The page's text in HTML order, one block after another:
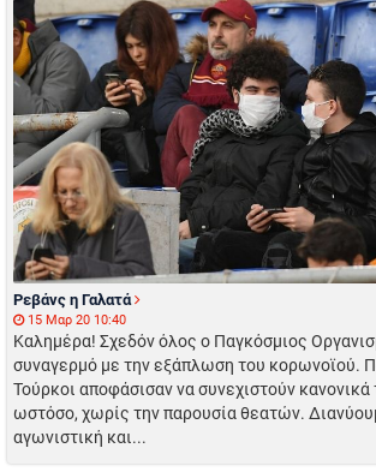
Ρεβάνς η Γαλατά
15 Μαρ 20 10:40
Καλημέρα! Σχεδόν όλος ο Παγκόσμιος
συναγερμό με την εξάπλωση του κορωνοϊού.
Τούρκοι αποφάσισαν να συνεχιστούν
ωστόσο, χωρίς την παρουσία θεατών.
αγωνιστική και...